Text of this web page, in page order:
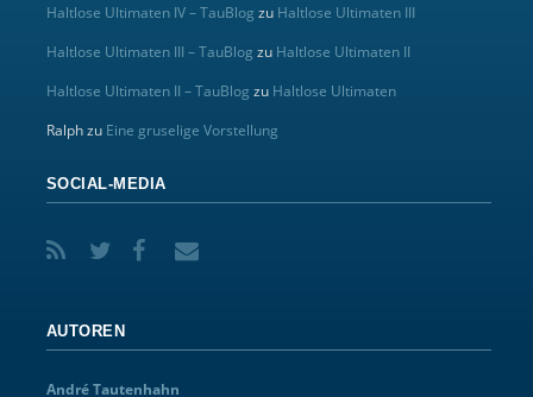
Haltlose Ultimaten IV – TauBlog zu Haltlose Ultimaten III
Haltlose Ultimaten III – TauBlog zu Haltlose Ultimaten II
Haltlose Ultimaten II – TauBlog zu Haltlose Ultimaten
Ralphzu Eine gruselige Vorstellung
SOCIAL-MEDIA
AUTOREN
André Tautenhahn